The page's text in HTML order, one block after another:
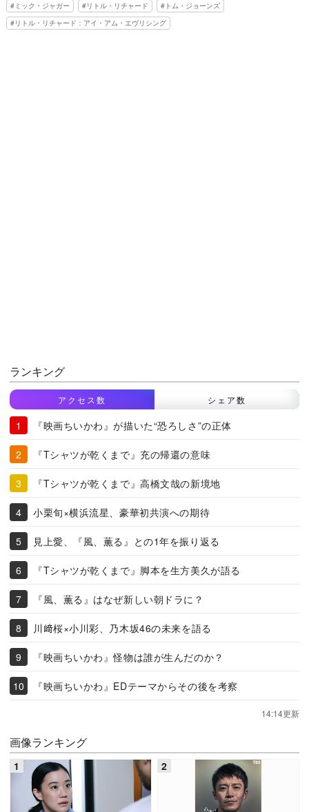
ミック・ジャガー リトル・リチャード
トム・ジョーンズ
リトル・リチャード：アイ・アム・エヴリシング
ランキング
アクセス数 シェア数
『映画ちいかわ』が描いた“恐ろしさ”の正体
『Tシャツが乾くまで』充の帰還の意味
『Tシャツが乾くまで』高橋文哉の新境地
小栗旬×横浜流星、豪華初共演への期待
見上愛、『風、薫る』との1年を振り返る
『Tシャツが乾くまで』脚本を生方美久が語る
『風、薫る』はなぜ新しい朝ドラに？
川﨑桜×小川彩、乃木坂46の未来を語る
『映画ちいかわ』怪物は誰が生んだのか？
『映画ちいかわ』EDテーマからその後を考察
14:14更新
画像ランキング